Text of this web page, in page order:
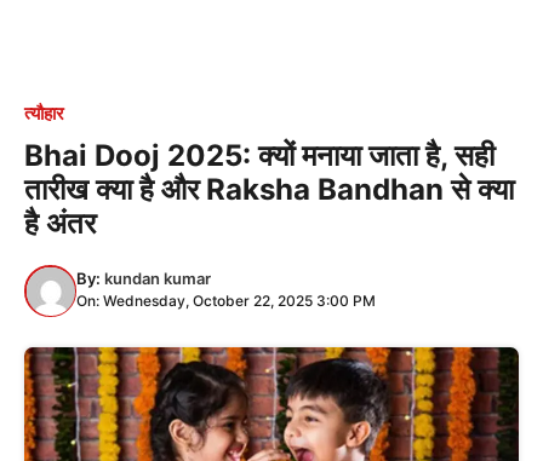
त्यौहार
Bhai Dooj 2025: क्यों मनाया जाता है, सही
तारीख क्या है और Raksha Bandhan से क्या
है अंतर
By: kundan kumar
On: Wednesday, October 22, 2025 3:00 PM